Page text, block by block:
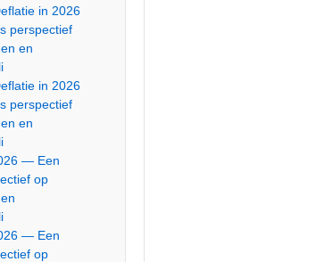
in 2026
perspectief
en
in 2026
perspectief
en
— Een
op
— Een
op